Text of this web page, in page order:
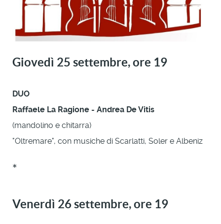
Giovedì 25 settembre, ore 19
DUO
Raffaele La Ragione - Andrea De Vitis
(mandolino e chitarra)
"Oltremare", con musiche di Scarlatti, Soler e Albeniz
*
Venerdì 26 settembre, ore 19